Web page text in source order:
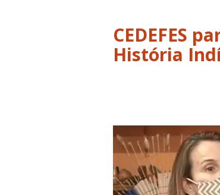
CEDEFES
História